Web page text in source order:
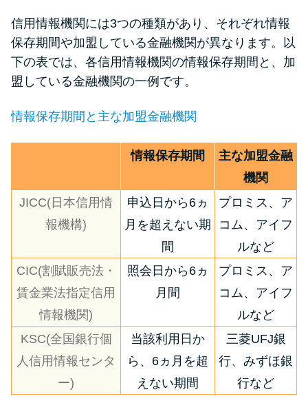
信用情報機関には3つの種類があり、それぞれ情報
保存期間や加盟している金融機関が異なります。以
下の表では、各信用情報機関の情報保存期間と、加
盟している金融機関の一例です。
情報保存期間と主な加盟金融機関
情報保存期間
主な加盟金融
機関
JICC(日本信用情
報機構)
申込日から6ヵ
月を超えない期
間
プロミス、ア
コム、アイフ
ルなど
CIC(割賦販売法・
賃金業法指定信用
情報機関)
照会日から6ヵ
月間
プロミス、ア
コム、アイフ
ルなど
KSC(全国銀行個
人信用情報センタ
ー)
当該利用日か
ら、6ヵ月を超
えない期間
三菱UFJ銀
行、みずほ銀
行など